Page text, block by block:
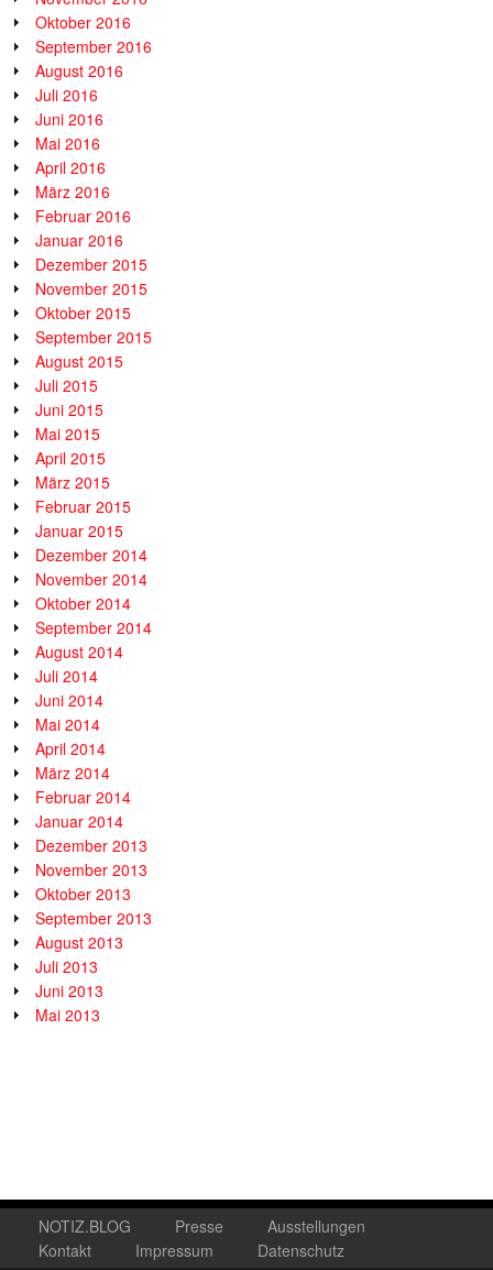
Oktober 2016
September 2016
August 2016
Juli 2016
Juni 2016
Mai 2016
April 2016
März 2016
Februar 2016
Januar 2016
Dezember 2015
November 2015
Oktober 2015
September 2015
August 2015
Juli 2015
Juni 2015
Mai 2015
April 2015
März 2015
Februar 2015
Januar 2015
Dezember 2014
November 2014
Oktober 2014
September 2014
August 2014
Juli 2014
Juni 2014
Mai 2014
April 2014
März 2014
Februar 2014
Januar 2014
Dezember 2013
November 2013
Oktober 2013
September 2013
August 2013
Juli 2013
Juni 2013
Mai 2013
NOTIZ.BLOG Presse
Ausstellungen
Kontakt
Impressum Datenschutz